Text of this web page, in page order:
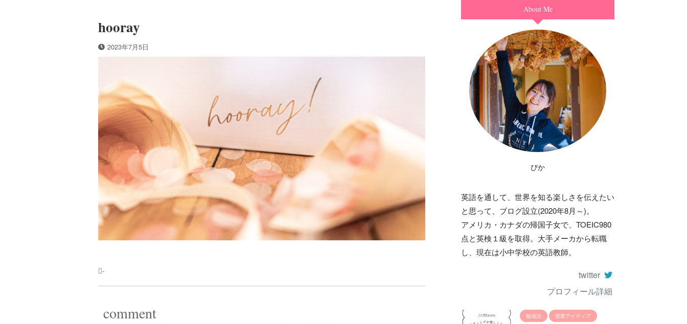
hooray
2023年7月5日
-
comment
About Me
ぴか
英語を通して、世界を知る楽しさを伝えたい
と思って、ブログ設立(2020年8月～)。
アメリカ・カナダの帰国子女で、TOEIC980
点と英検１級を取得。大手メーカから転職
し、現在は小中学校の英語教師。
twitter
プロフィール詳細
勉強法 授業アイディア